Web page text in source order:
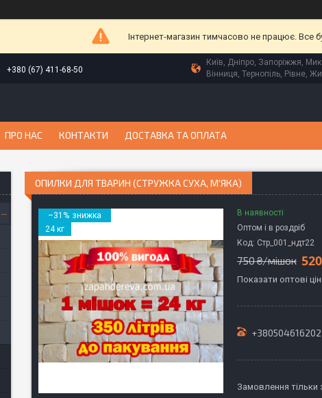
Інтернет-магазин тимчасово не працює. Все
+380 (67) 411-68-50
Київ, Дніпро, Запоріжжя,
Вінниця, Тернопіль, Рівне,
ПРО НАС КОНТАКТИ ДОСТАВКА ТА ОПЛАТА
ОПИЛКИ ДЛЯ ТВАРИН (СТРУЖКА СУХА, М'ЯКА)
–31%
24 кг
В наявності
Оптом і в роздріб
Код: Стр_001_ндт22
750 ₴/мішок
Показати оптові
+380504616202
Замовлення